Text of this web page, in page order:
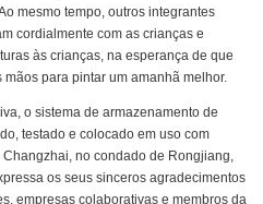
mesmo tempo, outros integrantes
cordialmente com as crianças e
às crianças, na esperança de que
para pintar um amanhã melhor.
o sistema de armazenamento de
testado e colocado em uso com
no condado de Rongjiang,
os seus sinceros agradecimentos
empresas colaborativas e membros da